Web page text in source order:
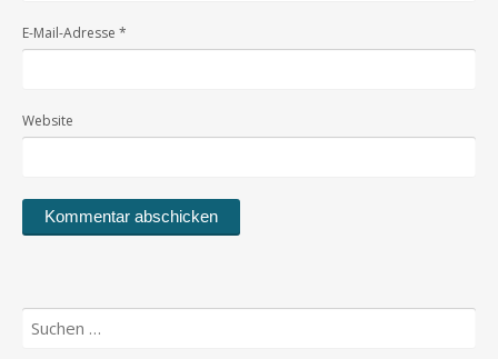
E-Mail-Adresse *
Website
Suchen
nach: